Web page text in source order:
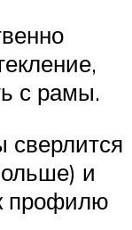
с рамы.
сверлится
и
профилю